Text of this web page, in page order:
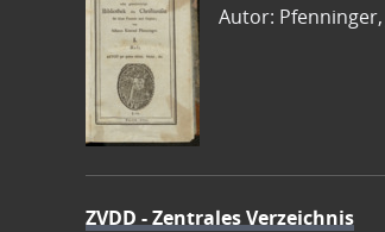
Autor:
ZVDD - Zentrales Verzeichnis